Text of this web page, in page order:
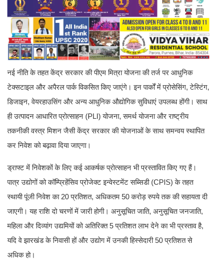
नई नीति के तहत केंद्र सरकार की पीएम मित्रा योजना की तर्ज पर आधुनिक
टेक्सटाइल और अपैरल पार्क विकसित किए जाएंगे। इन पार्कों में प्रोसेसिंग, टेस्टिंग,
डिजाइन, वेयरहाउसिंग और अन्य आधुनिक औद्योगिक सुविधाएं उपलब्ध होंगी। साथ
ही उत्पादन आधारित प्रोत्साहन (PLI) योजना, समर्थ योजना और राष्ट्रीय
तकनीकी वस्त्र मिशन जैसी केंद्र सरकार की योजनाओं के साथ समन्वय स्थापित
कर निवेश को बढ़ावा दिया जाएगा।
ड्राफ्ट में निवेशकों के लिए कई आकर्षक प्रोत्साहन भी प्रस्तावित किए गए हैं।
पात्र उद्योगों को कॉम्प्रिहेंसिव प्रोजेक्ट इन्वेस्टमेंट सब्सिडी (CPIS) के तहत
स्थायी पूंजी निवेश का 20 प्रतिशत, अधिकतम 50 करोड़ रुपये तक की सहायता दी
जाएगी। यह राशि दो चरणों में जारी होगी। अनुसूचित जाति, अनुसूचित जनजाति,
महिला और दिव्यांग उद्यमियों को अतिरिक्त 5 प्रतिशत लाभ देने का भी प्रस्ताव है,
यदि वे झारखंड के निवासी हों और उद्योग में उनकी हिस्सेदारी 50 प्रतिशत से
अधिक हो।